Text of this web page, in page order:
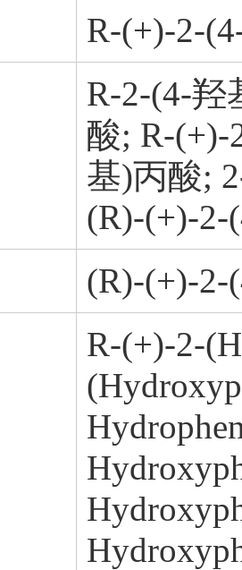
R-(+)-2-
R-2-(4-羟
酸; R-(+)-
基)丙酸;
(R)-(+)-2-
(R)-(+)-2-
R-(+)-2-